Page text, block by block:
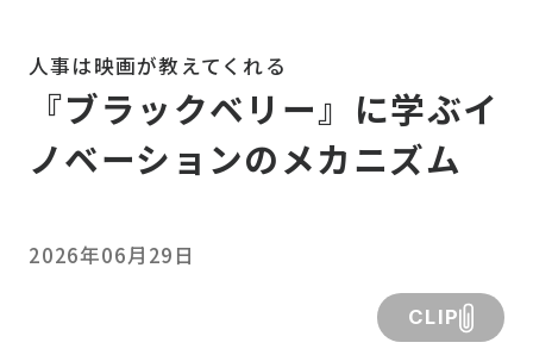
人事は映画が教えてくれる
『ブラックベリー』に学ぶイ
ノベーションのメカニズム
2026年06月29日
CLIP